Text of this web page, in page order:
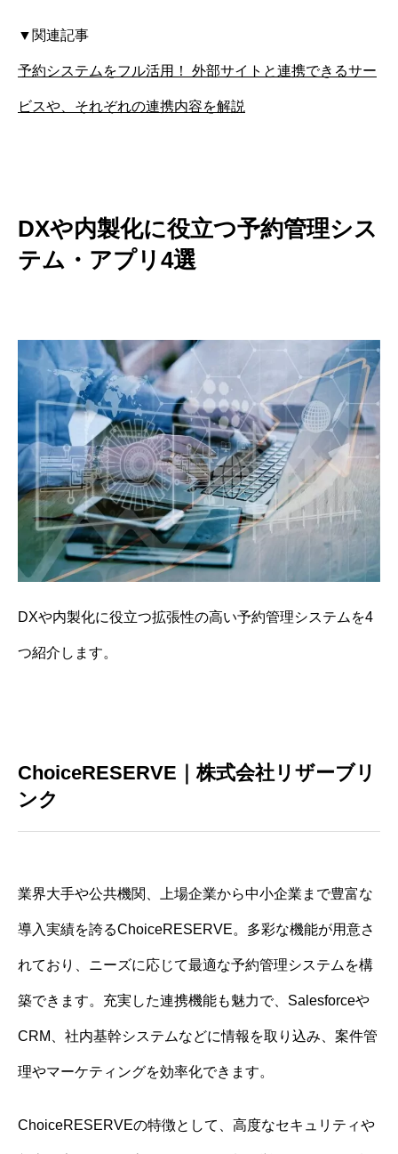
▼関連記事
予約システムをフル活用！ 外部サイトと連携できるサー
ビスや、それぞれの連携内容を解説
DXや内製化に役立つ予約管理シス
テム・アプリ4選
DXや内製化に役立つ拡張性の高い予約管理システムを4
つ紹介します。
ChoiceRESERVE｜株式会社リザーブリ
ンク
業界大手や公共機関、上場企業から中小企業まで豊富な
導入実績を誇るChoiceRESERVE。多彩な機能が用意さ
れており、ニーズに応じて最適な予約管理システムを構
築できます。充実した連携機能も魅力で、Salesforceや
CRM、社内基幹システムなどに情報を取り込み、案件管
理やマーケティングを効率化できます。
ChoiceRESERVEの特徴として、高度なセキュリティや